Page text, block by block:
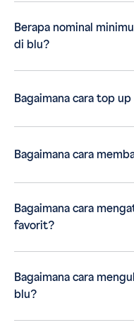
Berapa nominal
di blu?
Bagaimana cara top
Bagaimana cara
Bagaimana cara
favorit?
Bagaimana cara
blu?